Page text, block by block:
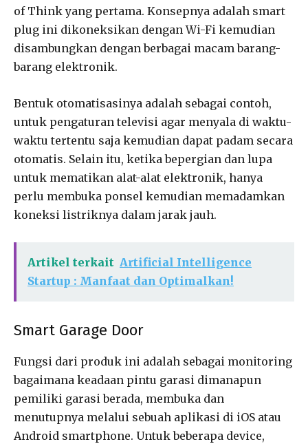
of Think yang pertama. Konsepnya adalah smart
plug ini dikoneksikan dengan Wi-Fi kemudian
disambungkan dengan berbagai macam barang-
barang elektronik.
Bentuk otomatisasinya adalah sebagai contoh,
untuk pengaturan televisi agar menyala di waktu-
waktu tertentu saja kemudian dapat padam secara
otomatis. Selain itu, ketika bepergian dan lupa
untuk mematikan alat-alat elektronik, hanya
perlu membuka ponsel kemudian memadamkan
koneksi listriknya dalam jarak jauh.
Artikel terkait Artificial Intelligence
Startup : Manfaat dan Optimalkan!
Smart Garage Door
Fungsi dari produk ini adalah sebagai monitoring
bagaimana keadaan pintu garasi dimanapun
pemiliki garasi berada, membuka dan
menutupnya melalui sebuah aplikasi di iOS atau
Android smartphone. Untuk beberapa device,